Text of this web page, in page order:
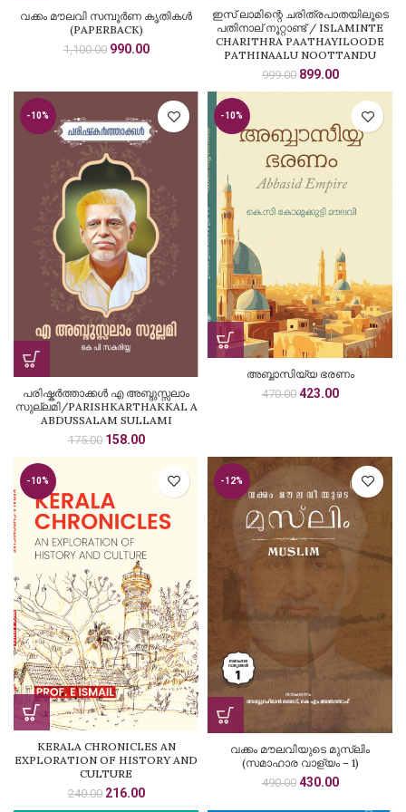
വക്കം മൗലവി സമ്പൂർണ കൃതികൾ
(PAPERBACK)
1,100.00 Original
990.00Current
ഇസ് ലാമിന്റെ ചരിത്രപാതയിലൂടെ
പതിനാല് നൂറ്റാണ്ട് / ISLAMINTE
CHARITHRA PAATHAYILOODE
PATHINAALU NOOTTANDU
999.00 Original
price
₹999.00.
899.00Current
price
₹899.00.
-10%
പരിഷ്കർത്താക്കൾ എ അബ്ദുസ്സലാം
സുല്ലമി/PARISHKARTHAKKAL A
ABDUSSALAM SULLAMI
175.00 Original
158.00Current
₹158.00.
-10%
അബ്ബാസിയ്യ ഭരണം
470.00 Original
423.00Current
-10%
KERALA CHRONICLES AN
EXPLORATION OF HISTORY AND
CULTURE
240.00 Original
price
216.00Current
price
-12%
വക്കം മൗലവിയുടെ മുസ്‍ലിം
(സമാഹാര വാള്യം – 1)
490.00 Original
430.00Current